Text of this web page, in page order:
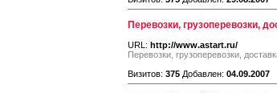
Перевозки, грузоперевозки,
URL: http://www.astart.ru/
Перевозки, грузоперевозки,
Визитов: 375 Добавлен: 04.09.2007